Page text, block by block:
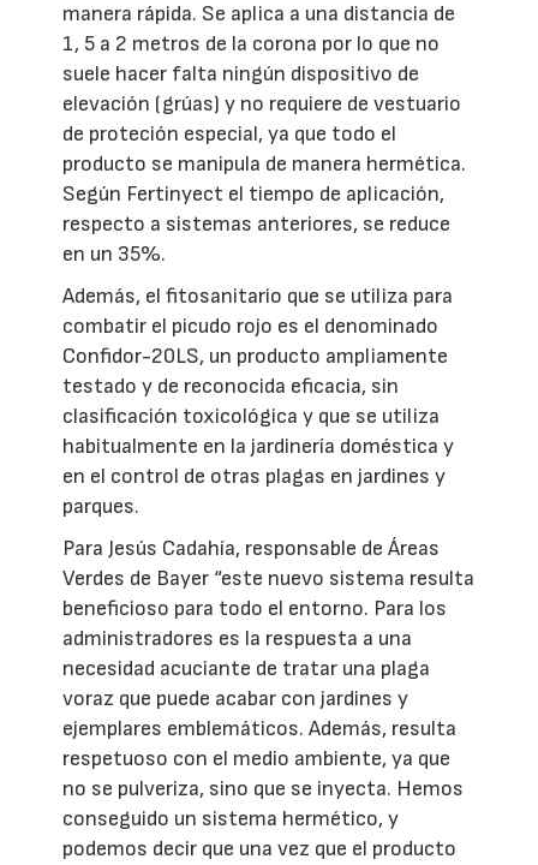
manera rápida. Se aplica a una distancia de
1, 5 a 2 metros de la corona por lo que no
suele hacer falta ningún dispositivo de
elevación (grúas) y no requiere de vestuario
de proteción especial, ya que todo el
producto se manipula de manera hermética.
Según Fertinyect el tiempo de aplicación,
respecto a sistemas anteriores, se reduce
en un 35%.
Además, el fitosanitario que se utiliza para
combatir el picudo rojo es el denominado
Confidor-20LS, un producto ampliamente
testado y de reconocida eficacia, sin
clasificación toxicológica y que se utiliza
habitualmente en la jardinería doméstica y
en el control de otras plagas en jardines y
parques.
Para Jesús Cadahía, responsable de Áreas
Verdes de Bayer “este nuevo sistema resulta
beneficioso para todo el entorno. Para los
administradores es la respuesta a una
necesidad acuciante de tratar una plaga
voraz que puede acabar con jardines y
ejemplares emblemáticos. Además, resulta
respetuoso con el medio ambiente, ya que
no se pulveriza, sino que se inyecta. Hemos
conseguido un sistema hermético, y
podemos decir que una vez que el producto